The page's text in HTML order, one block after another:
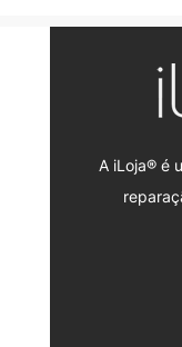
A iLoja® é